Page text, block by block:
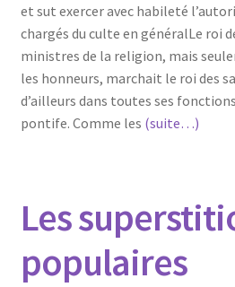
et sut exercer avec habileté
chargés du culte en généralLe roi
ministres de la religion, mais
les honneurs, marchait le roi des
d’ailleurs dans toutes ses
pontife. Comme les (suite…)
Les
populaires